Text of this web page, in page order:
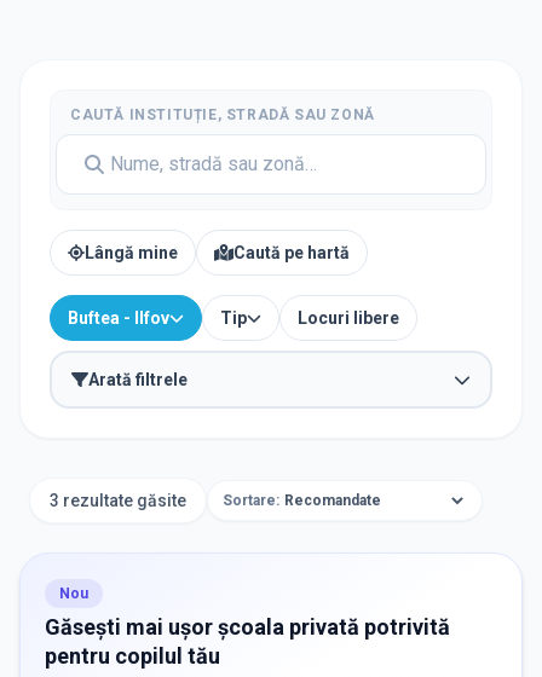
CAUTĂ INSTITUȚIE, STRADĂ SAU ZONĂ
Lângă mine Caută pe hartă
Buftea - Ilfov Tip Locuri libere
Arată filtrele
3 rezultate găsite Sortare:
Nou
Găsești mai ușor școala privată potrivită
pentru copilul tău